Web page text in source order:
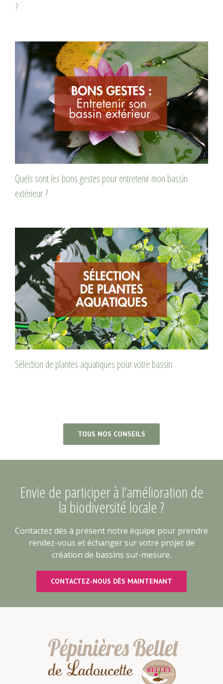
?
Quels sont les bons gestes pour entretenir mon bassin
extérieur ?
Sélection de plantes aquatiques pour votre bassin
TOUS NOS CONSEILS
Envie de participer à l’amélioration de
la biodiversité locale ?
Contactez dès à présent notre équipe pour prendre
rendez-vous et échanger sur votre projet de
création de bassins sur-mesure.
CONTACTEZ-NOUS DÈS MAINTENANT